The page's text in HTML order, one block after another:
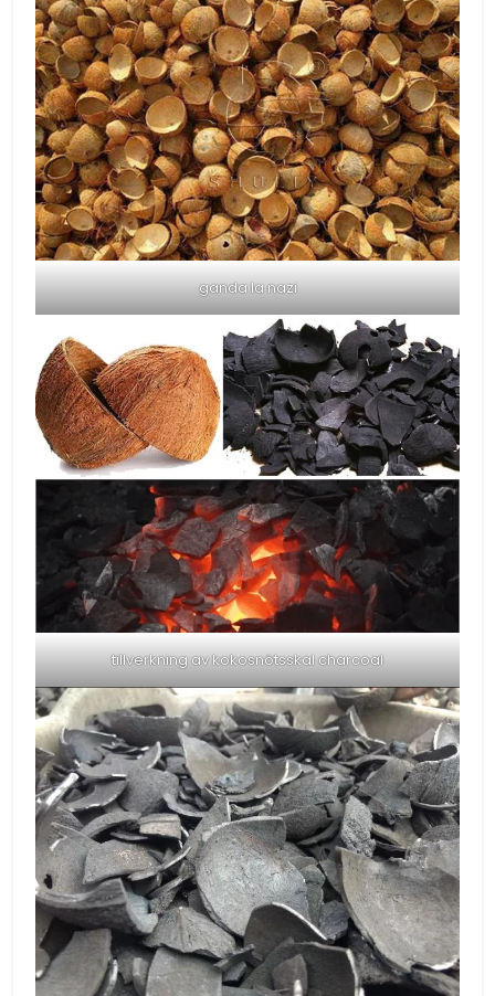
ganda la nazi
tillverkning av kokosnötsskal charcoal